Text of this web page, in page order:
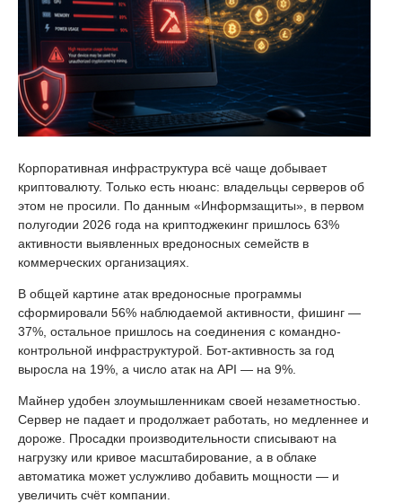
Корпоративная инфраструктура всё чаще добывает
криптовалюту. Только есть нюанс: владельцы серверов об
этом не просили. По данным «Информзащиты», в первом
полугодии 2026 года на криптоджекинг пришлось 63%
активности выявленных вредоносных семейств в
коммерческих организациях.
В общей картине атак вредоносные программы
сформировали 56% наблюдаемой активности, фишинг —
37%, остальное пришлось на соединения с командно-
контрольной инфраструктурой. Бот-активность за год
выросла на 19%, а число атак на API — на 9%.
Майнер удобен злоумышленникам своей незаметностью.
Сервер не падает и продолжает работать, но медленнее и
дороже. Просадки производительности списывают на
нагрузку или кривое масштабирование, а в облаке
автоматика может услужливо добавить мощности — и
увеличить счёт компании.